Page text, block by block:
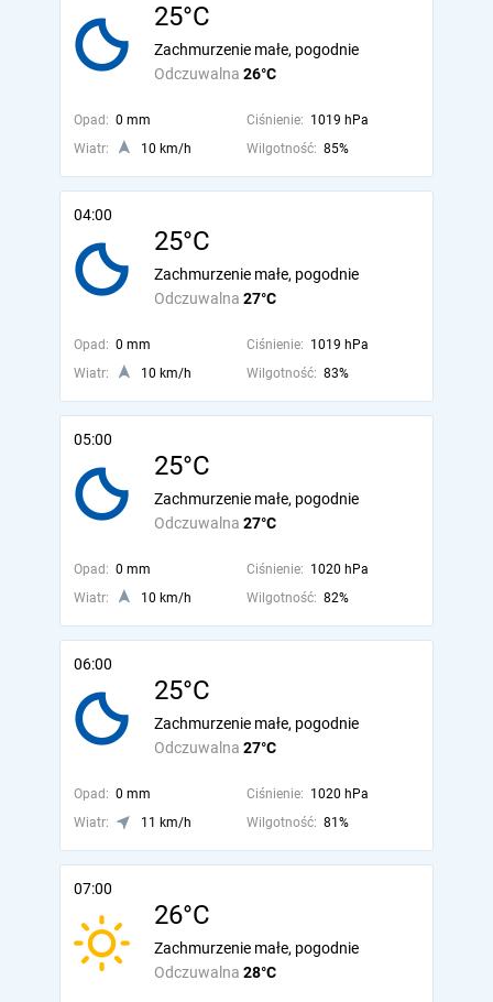
25°C
Odczuwalna 26°C
Zachmurzenie małe, pogodnie
Opad: 0 mm Ciśnienie: 1019 hPa
Wiatr:
10 km/h Wilgotność: 85%
04:00
25°C
Odczuwalna 27°C
Zachmurzenie małe, pogodnie
Opad: 0 mm Ciśnienie: 1019 hPa
Wiatr:
10 km/h Wilgotność: 83%
05:00
25°C
Odczuwalna 27°C
Zachmurzenie małe, pogodnie
Opad: 0 mm Ciśnienie: 1020 hPa
Wiatr:
10 km/h Wilgotność: 82%
06:00
25°C
Odczuwalna 27°C
Zachmurzenie małe, pogodnie
Opad: 0 mm Ciśnienie: 1020 hPa
Wiatr:
11 km/h Wilgotność: 81%
07:00
26°C
Odczuwalna 28°C
Zachmurzenie małe, pogodnie